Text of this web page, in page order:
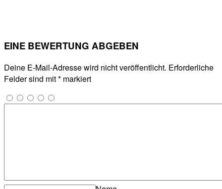
EINE BEWERTUNG ABGEBEN
Deine E-Mail-Adresse wird nicht veröffentlicht. Erforderliche
Felder sind mit* markiert